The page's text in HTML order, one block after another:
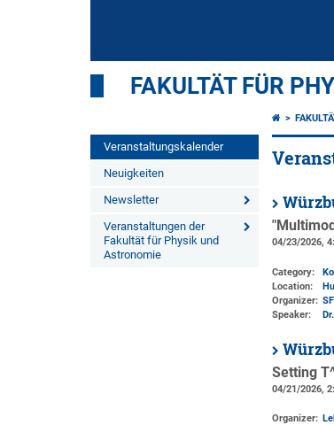
FAKULTÄT FÜR
Veranstaltungskalender
Neuigkeiten
Newsletter
Veranstaltungen der
Fakultät für Physik und
Astronomie
04/23/2026,
Category:
Location:
Organizer:
Speaker:
Setting
04/21/2026,
Organizer: